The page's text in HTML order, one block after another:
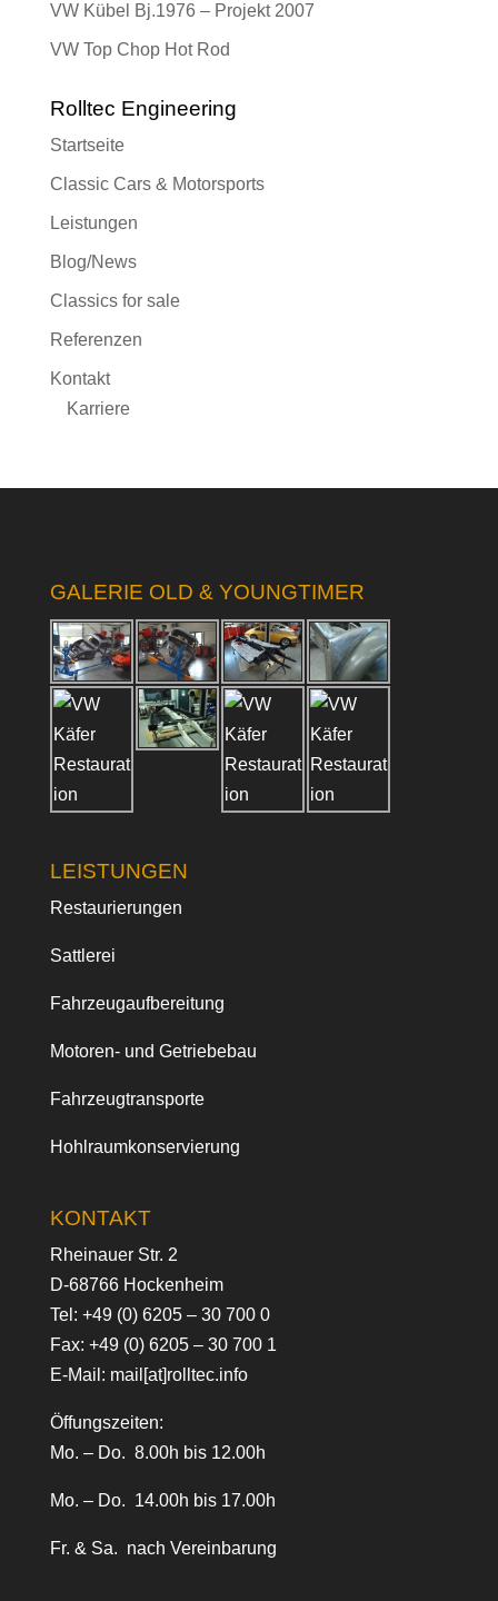
VW Kübel Bj.1976 – Projekt 2007
VW Top Chop Hot Rod
Rolltec Engineering
Startseite
Classic Cars & Motorsports
Leistungen
Blog/News
Classics for sale
Referenzen
Kontakt
Karriere
GALERIE OLD & YOUNGTIMER
LEISTUNGEN
Restaurierungen
Sattlerei
Fahrzeugaufbereitung
Motoren- und Getriebebau
Fahrzeugtransporte
Hohlraumkonservierung
KONTAKT
Rheinauer Str. 2
D-68766 Hockenheim
Tel: +49 (0) 6205 – 30 700 0
Fax: +49 (0) 6205 – 30 700 1
E-Mail: mail[at]rolltec.info
Öffungszeiten:
Mo. – Do. 8.00h bis 12.00h
Mo. – Do. 14.00h bis 17.00h
Fr. & Sa. nach Vereinbarung